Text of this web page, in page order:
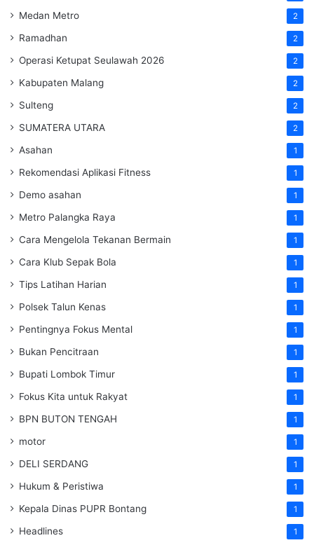
Medan Metro 2
Ramadhan 2
Operasi Ketupat Seulawah 2026 2
Kabupaten Malang 2
Sulteng 2
SUMATERA UTARA 2
Asahan 1
Rekomendasi Aplikasi Fitness 1
Demo asahan 1
Metro Palangka Raya 1
Cara Mengelola Tekanan Bermain 1
Cara Klub Sepak Bola 1
Tips Latihan Harian 1
Polsek Talun Kenas 1
Pentingnya Fokus Mental 1
Bukan Pencitraan 1
Bupati Lombok Timur 1
Fokus Kita untuk Rakyat 1
BPN BUTON TENGAH 1
motor 1
DELI SERDANG 1
Hukum & Peristiwa 1
Kepala Dinas PUPR Bontang 1
Headlines 1